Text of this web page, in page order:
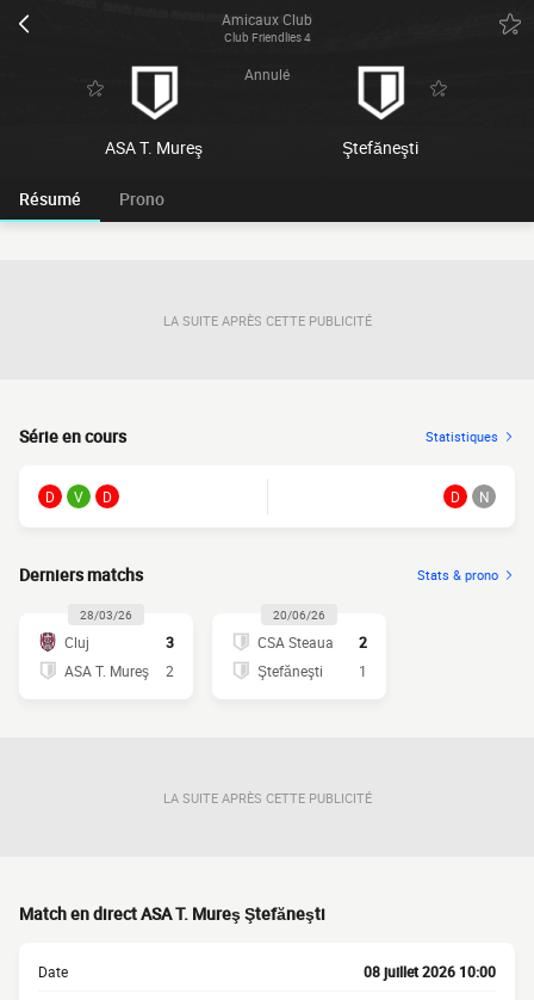
Amicaux Club
Club Friendlies 4
ASA T. Mureş
Annulé
Ştefăneşti
Résumé Prono
LA SUITE APRÈS CETTE PUBLICITÉ
Série en cours Statistiques
D V D D N
Derniers matchs Stats & prono
28/03/26
Cluj
3
ASA T. Mureş
2
20/06/26
CSA Steaua
2
Ştefăneşti
1
LA SUITE APRÈS CETTE PUBLICITÉ
Match en direct ASA T. Mureş Ştefăneşti
Date 08 juillet 2026 10:00